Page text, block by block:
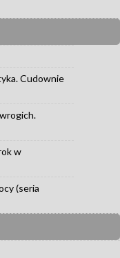
Cudownie
w
(seria